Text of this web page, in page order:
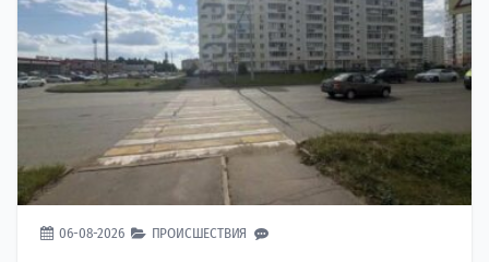
06-08-2026 ПРОИСШЕСТВИЯ